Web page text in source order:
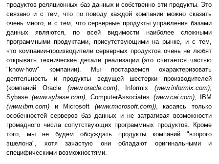
продуктов реляционных баз данных и собственно эти продукты. Это
связано и с тем, что по поводу каждой компании можно сказать
очень много, и с тем, что серверные продукты управления базами
данных являются, по всей видимости наиболее сложными
программными продуктами, присутствующими на рынке, и с тем,
что компании-производители серверных продуктов очень не любят
открывать технические детали реализации (это считается частью
"know-how" компании). Мы постараемся охарактеризовать
деятельность и продукты ведущей шестерки производителей
(компаний Oracle (www.oracle.com), Informix (www.informix.com),
Sybase (www.sybase.com), ComputerAssociates (www.cai.com), IBM
(www.ibm.com) и Microsoft (www.microsoft.com)), касаясь только
особенностей серверов баз данных и не затрагивая возможности
громадного числа сопутствующих программных продуктов. Кроме
того, мы не будем обсуждать продукты компаний "второго
эшелона", хотя зачастую они обладают оригинальными и
специфическими возможностями.